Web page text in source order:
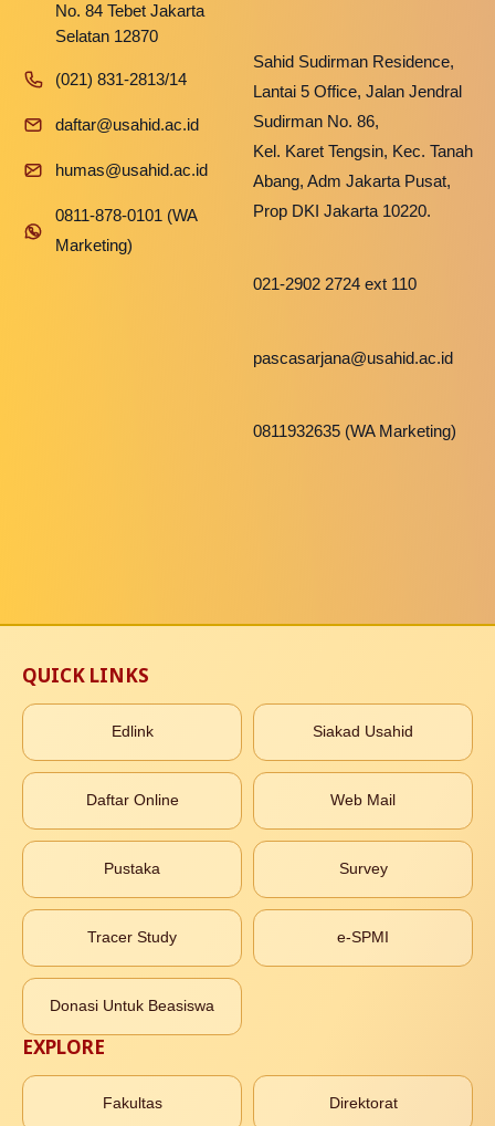
No. 84 Tebet Jakarta
Selatan 12870
(021) 831-2813/14
daftar@usahid.ac.id
humas@usahid.ac.id
0811-878-0101 (WA
Marketing)
Sahid Sudirman Residence,
Lantai 5 Office, Jalan Jendral
Sudirman No. 86,
Kel. Karet Tengsin, Kec. Tanah
Abang, Adm Jakarta Pusat,
Prop DKI Jakarta 10220.
021-2902 2724 ext 110
pascasarjana@usahid.ac.id
0811932635 (WA Marketing)
QUICK LINKS
Edlink Siakad Usahid
Daftar Online Web Mail
Pustaka Survey
Tracer Study e-SPMI
Donasi Untuk Beasiswa
EXPLORE
Fakultas Direktorat